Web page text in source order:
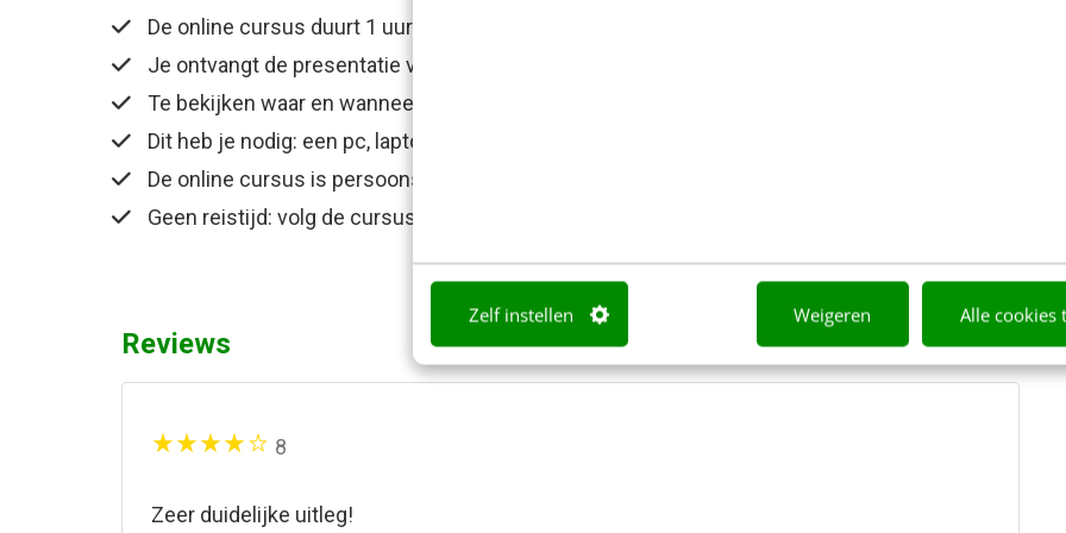
Zelf instellen Weigeren Alle cookies
De online cursus duurt 1 uur
Je ontvangt de presentatie van de trainer en de opname van de cursus in je mailbox
Te bekijken waar en wanneer jij wil
Dit heb je nodig: een pc, laptop of tablet met internetverbinding
De online cursus is persoonsgebonden en blijft 12 maanden lang beschikbaar
Geen reistijd: volg de cursus op kantoor of lekker thuis op de bank
Reviews
8
Zeer duidelijke uitleg!